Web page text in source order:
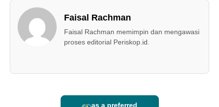
Faisal Rachman
Faisal Rachman memimpin dan mengawasi
proses editorial Periskop.id.
as a preferred